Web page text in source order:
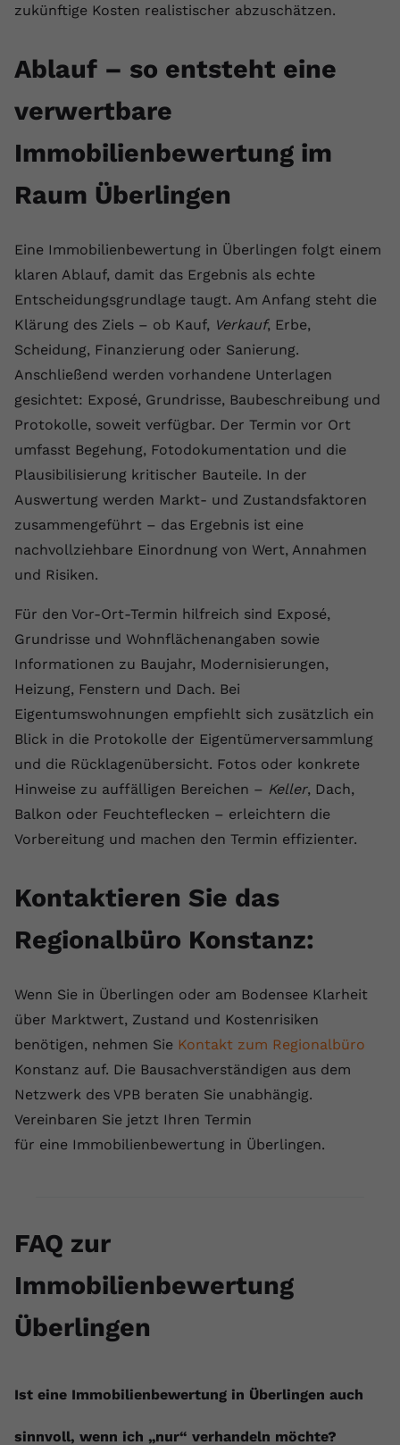
zukünftige Kosten realistischer abzuschätzen.
Ablauf – so entsteht eine
verwertbare
Immobilienbewertung im
Raum Überlingen
Eine Immobilienbewertung in Überlingen folgt einem
klaren Ablauf, damit das Ergebnis als echte
Entscheidungsgrundlage taugt. Am Anfang steht die
Klärung des Ziels – ob Kauf, Verkauf, Erbe,
Scheidung, Finanzierung oder Sanierung.
Anschließend werden vorhandene Unterlagen
gesichtet: Exposé, Grundrisse, Baubeschreibung und
Protokolle, soweit verfügbar. Der Termin vor Ort
umfasst Begehung, Fotodokumentation und die
Plausibilisierung kritischer Bauteile. In der
Auswertung werden Markt- und Zustandsfaktoren
zusammengeführt – das Ergebnis ist eine
nachvollziehbare Einordnung von Wert, Annahmen
und Risiken.
Für den Vor-Ort-Termin hilfreich sind Exposé,
Grundrisse und Wohnflächenangaben sowie
Informationen zu Baujahr, Modernisierungen,
Heizung, Fenstern und Dach. Bei
Eigentumswohnungen empfiehlt sich zusätzlich ein
Blick in die Protokolle der Eigentümerversammlung
und die Rücklagenübersicht. Fotos oder konkrete
Hinweise zu auffälligen Bereichen – Keller, Dach,
Balkon oder Feuchteflecken – erleichtern die
Vorbereitung und machen den Termin effizienter.
Kontaktieren Sie das
Regionalbüro Konstanz:
Wenn Sie in Überlingen oder am Bodensee Klarheit
über Marktwert, Zustand und Kostenrisiken
benötigen, nehmen Sie Kontakt zum Regionalbüro
Konstanz auf. Die Bausachverständigen aus dem
Netzwerk des VPB beraten Sie unabhängig.
Vereinbaren Sie jetzt Ihren Termin
für eine Immobilienbewertung in Überlingen.
FAQ zur
Immobilienbewertung
Überlingen
Ist eine Immobilienbewertung in Überlingen auch
sinnvoll, wenn ich „nur“ verhandeln möchte?